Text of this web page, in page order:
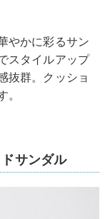
やかに彩るサン
スタイルアップ
抜群。クッショ
サンダル